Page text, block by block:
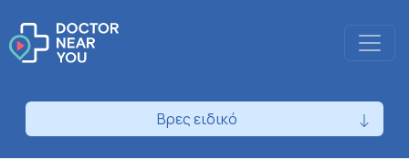
Βρες ειδικό